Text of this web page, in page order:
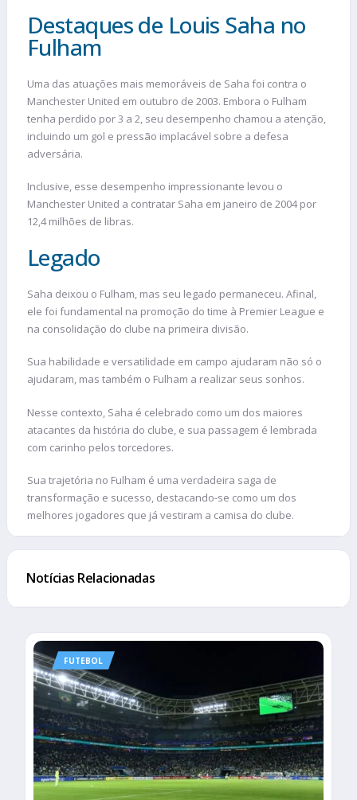
Destaques de Louis Saha no
Fulham
Uma das atuações mais memoráveis de Saha foi contra o
Manchester United em outubro de 2003. Embora o Fulham
tenha perdido por 3 a 2, seu desempenho chamou a atenção,
incluindo um gol e pressão implacável sobre a defesa
adversária.
Inclusive, esse desempenho impressionante levou o
Manchester United a contratar Saha em janeiro de 2004 por
12,4 milhões de libras.
Legado
Saha deixou o Fulham, mas seu legado permaneceu. Afinal,
ele foi fundamental na promoção do time à Premier League e
na consolidação do clube na primeira divisão.
Sua habilidade e versatilidade em campo ajudaram não só o
ajudaram, mas também o Fulham a realizar seus sonhos.
Nesse contexto, Saha é celebrado como um dos maiores
atacantes da história do clube, e sua passagem é lembrada
com carinho pelos torcedores.
Sua trajetória no Fulham é uma verdadeira saga de
transformação e sucesso, destacando-se como um dos
melhores jogadores que já vestiram a camisa do clube.
Notícias Relacionadas
FUTEBOL